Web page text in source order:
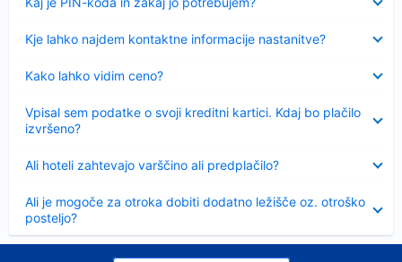
Kje lahko najdem kontaktne informacije nastanitve?
Kako lahko vidim ceno?
Vpisal sem podatke o svoji kreditni kartici. Kdaj bo plačilo
izvršeno?
Ali hoteli zahtevajo varščino ali predplačilo?
Ali je mogoče za otroka dobiti dodatno ležišče oz. otroško
posteljo?